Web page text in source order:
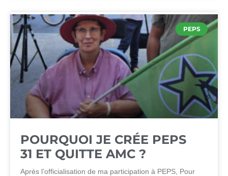
PEPS
POURQUOI JE CRÉE PEPS
31 ET QUITTE AMC ?
Après l’officialisation de ma participation à PEPS, Pour